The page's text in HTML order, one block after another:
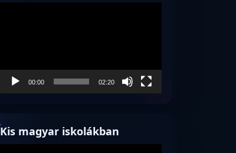
00:00 02:20
Kis magyar iskolákban